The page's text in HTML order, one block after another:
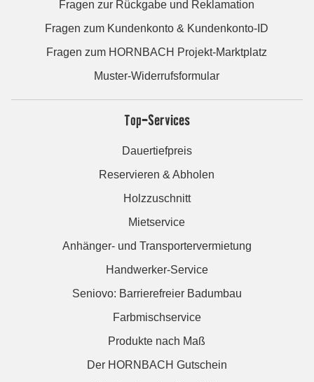
Fragen zur Rückgabe und Reklamation
Fragen zum Kundenkonto & Kundenkonto-ID
Fragen zum HORNBACH Projekt-Marktplatz
Muster-Widerrufsformular
Top-Services
Dauertiefpreis
Reservieren & Abholen
Holzzuschnitt
Mietservice
Anhänger- und Transportervermietung
Handwerker-Service
Seniovo: Barrierefreier Badumbau
Farbmischservice
Produkte nach Maß
Der HORNBACH Gutschein